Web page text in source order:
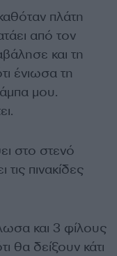
πλάτη
από τον
και τη
ένιωσα τη
μου.
στο στενό
πινακίδες
και 3 φίλους
θα δείξουν κάτι